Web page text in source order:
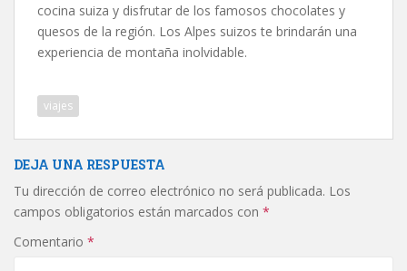
cocina suiza y disfrutar de los famosos chocolates y
quesos de la región. Los Alpes suizos te brindarán una
experiencia de montaña inolvidable.
viajes
DEJA UNA RESPUESTA
Tu dirección de correo electrónico no será publicada. Los
campos obligatorios están marcados con *
Comentario *